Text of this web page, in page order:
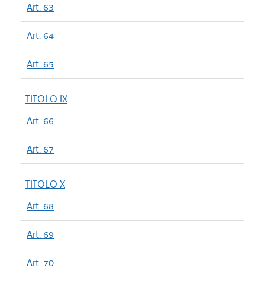
Art. 63
Art. 64
Art. 65
TITOLO IX
Art. 66
Art. 67
TITOLO X
Art. 68
Art. 69
Art. 70